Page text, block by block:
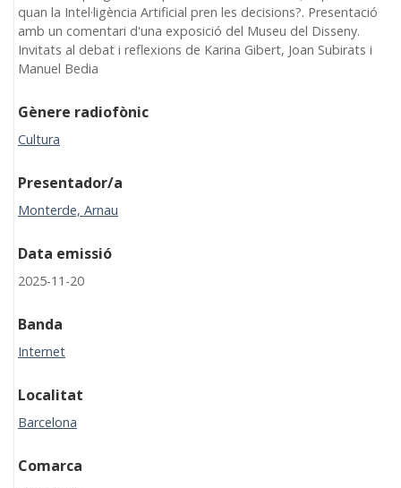
quan la Intel·ligència Artificial pren les decisions?. Presentació
amb un comentari d'una exposició del Museu del Disseny.
Invitats al debat i reflexions de Karina Gibert, Joan Subirats i
Manuel Bedia
Gènere radiofònic
Cultura
Presentador/a
Monterde, Arnau
Data emissió
2025-11-20
Banda
Internet
Localitat
Barcelona
Comarca